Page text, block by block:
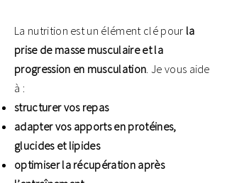
La nutrition est un élément clé pour la
prise de masse musculaire et la
progression en musculation. Je vous aide
à :
structurer vos repas
adapter vos apports en protéines,
glucides et lipides
optimiser la récupération après